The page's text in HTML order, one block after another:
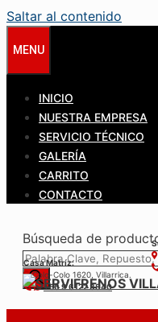
Saltar al contenido
MENU
INICIO
NUESTRA EMPRESA
SERVICIO TÉCNICO
GALERÍA
CARRITO
CONTACTO
Búsqueda de
Casa Matríz:
Colo-Colo 1620, Villarrica.
+56 9 6122 3840